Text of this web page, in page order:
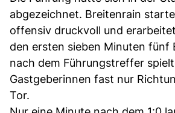
abgezeichnet. Breitenrain
offensiv druckvoll und
den ersten sieben Minuten fünf
nach dem Führungstreffer
Gastgeberinnen fast nur
Tor.